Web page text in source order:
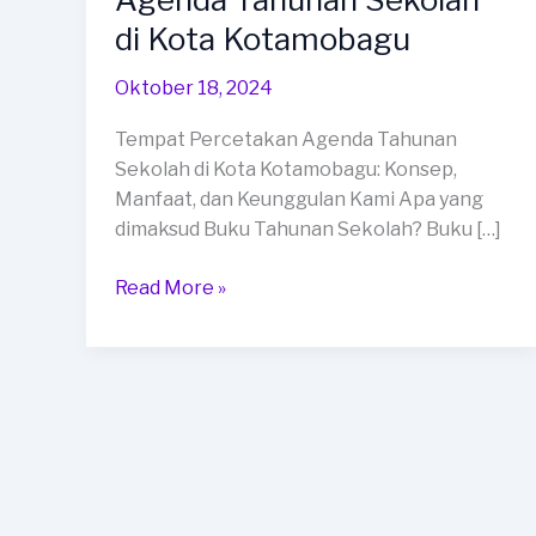
di Kota Kotamobagu
Oktober 18, 2024
Tempat Percetakan Agenda Tahunan
Sekolah di Kota Kotamobagu: Konsep,
Manfaat, dan Keunggulan Kami Apa yang
dimaksud Buku Tahunan Sekolah? Buku […]
Agenda
Tahunan
Kota
Kotamobagu
Read More »